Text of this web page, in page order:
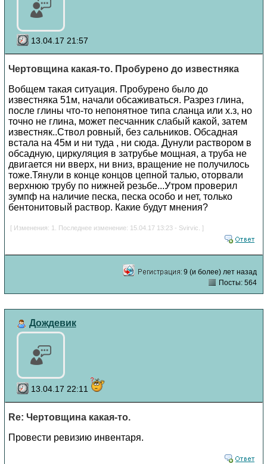
13.04.17 21:57
Чертовщина какая-то. Пробурено до известняка
Вобщем такая ситуация. Пробурено было до
известняка 51м, начали обсаживаться. Разрез глина,
после глины что-то непонятное типа сланца или х.з, но
точно не глина, может песчанник слабый какой, затем
известняк..Ствол ровный, без сальников. Обсадная
встала на 45м и ни туда , ни сюда. Дунули раствором в
обсадную, циркуляция в затрубье мощная, а труба не
двигается ни вверх, ни вниз, вращение не получилось
тоже.Тянули в конце концов цепной талью, оторвали
верхнюю трубу по нижней резьбе...Утром проверил
зумпф на наличие песка, песка особо и нет, только
бентонитовый раствор. Какие будут мнения?
[ Изменения: 1. Последнее изменение: 15.04.17 13:23 - Svirvic. ]
9 (и более) лет назад
Посты: 564
Дождевик
13.04.17 22:11
Re: Чертовщина какая-то.
Провести ревизию инвентаря.